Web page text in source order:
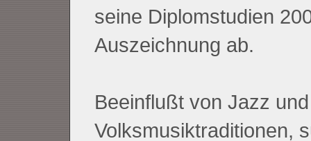
seine Diplomstudien
Auszeichnung ab.
Beeinflußt von Jazz und
Volksmusiktraditionen,